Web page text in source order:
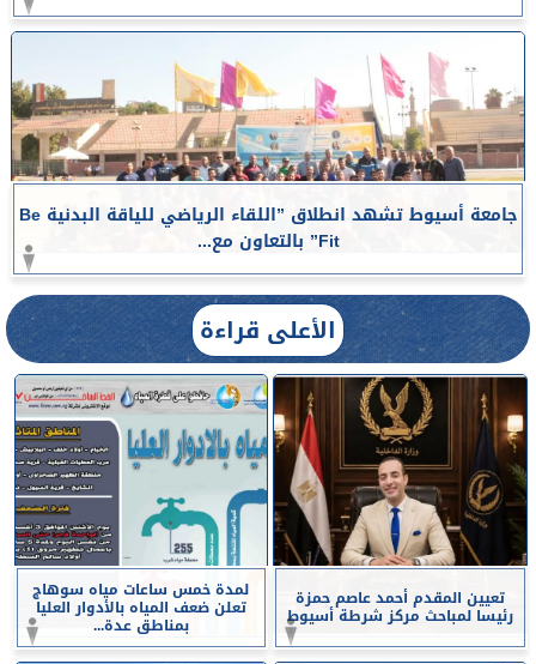
جامعة أسيوط تشهد انطلاق ”اللقاء الرياضي للياقة البدنية Be
Fit” بالتعاون مع...
الأعلى قراءة
تعيين المقدم أحمد عاصم حمزة
رئيسا لمباحث مركز شرطة أسيوط
لمدة خمس ساعات مياه سوهاج
تعلن ضعف المياه بالأدوار العليا
بمناطق عدة...